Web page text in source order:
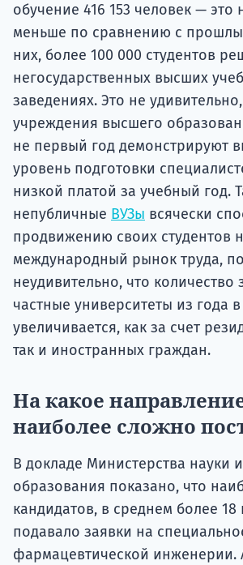
обучение 416 153 человек — это
меньше по сравнению с
них, более 100 000 студентов
негосударственных высших
заведениях. Это не
учреждения высшего
не первый год демонстрируют
уровень подготовки
низкой платой за учебный год.
непубличные ВУЗы всячески
продвижению своих студентов
международный рынок труда,
неудивительно, что количество
частные университеты из года
увеличивается, как за счет
так и иностранных граждан.
На какое
наиболее сложно
В докладе Министерства науки
образования показано, что
кандидатов, в среднем более
подавало заявки на
фармацевтической инженерии.